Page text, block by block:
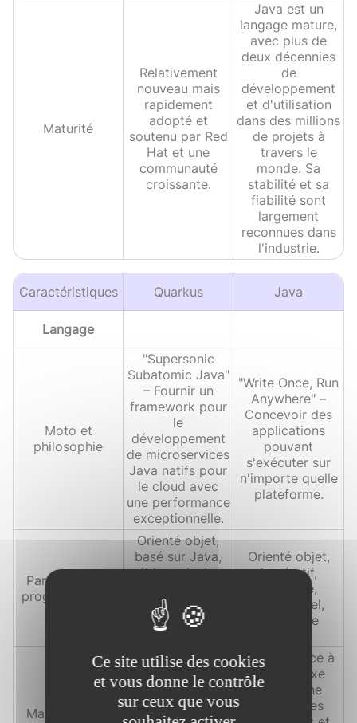
Maturité
Relativement
nouveau mais
rapidement
adopté et
soutenu par Red
Hat et une
communauté
croissante.
Java est un
langage mature,
avec plus de
deux décennies
de
développement
et d'utilisation
dans des millions
de projets à
travers le
monde. Sa
stabilité et sa
fiabilité sont
largement
reconnues dans
l'industrie.
Caractéristiques Quarkus Java
Langage
Moto et
philosophie
"Supersonic
Subatomic Java"
– Fournir un
framework pour
le
développement
de microservices
Java natifs pour
le cloud avec
une performance
exceptionnelle.
"Write Once, Run
Anywhere" –
Concevoir des
applications
pouvant
s'exécuter sur
n'importe quelle
plateforme.
Paradigme de
programmation
Orienté objet,
basé sur Java,
suit les principes
dépendances et
le modèle
réactif.
Orienté objet,
impératif,
structuré,
fonctionnel,
générique
Maintenabilité
Élevée, grâce à
une structure de
projet claire, une
Élevée, grâce à
une syntaxe
stricte, une
gestion des
Ce site utilise des cookies
et vous donne le contrôle
sur ceux que vous